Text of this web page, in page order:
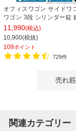
オフィスワゴン サイドワ
ワゴン 3段 シリンダー錠
390×奥行510×高さ
ト・ブラック】
11,990(税込)
10,900(税抜)
109ポイント
729件
売れ
関連カテゴリー